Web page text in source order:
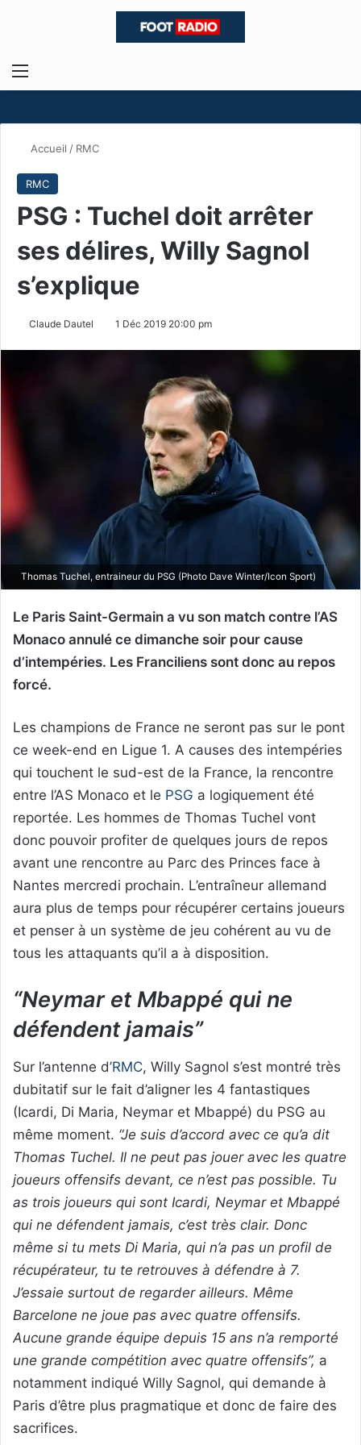
Menu
Accueil / RMC
RMC
PSG : Tuchel doit arrêter
ses délires, Willy Sagnol
s’explique
Claude Dautel 1 Déc 2019 20:00 pm
Thomas Tuchel, entraineur du PSG (Photo Dave Winter/Icon Sport)
Le Paris Saint-Germain a vu son match contre l’AS
Monaco annulé ce dimanche soir pour cause
d’intempéries. Les Franciliens sont donc au repos
forcé.
Les champions de France ne seront pas sur le pont
ce week-end en Ligue 1. A causes des intempéries
qui touchent le sud-est de la France, la rencontre
entre l’AS Monaco et le PSG a logiquement été
reportée. Les hommes de Thomas Tuchel vont
donc pouvoir profiter de quelques jours de repos
avant une rencontre au Parc des Princes face à
Nantes mercredi prochain. L’entraîneur allemand
aura plus de temps pour récupérer certains joueurs
et penser à un système de jeu cohérent au vu de
tous les attaquants qu’il a à disposition.
“Neymar et Mbappé qui ne
défendent jamais”
Sur l’antenne d’RMC, Willy Sagnol s’est montré très
dubitatif sur le fait d’aligner les 4 fantastiques
(Icardi, Di Maria, Neymar et Mbappé) du PSG au
même moment. “Je suis d’accord avec ce qu’a dit
Thomas Tuchel. Il ne peut pas jouer avec les quatre
joueurs offensifs devant, ce n’est pas possible. Tu
as trois joueurs qui sont Icardi, Neymar et Mbappé
qui ne défendent jamais, c’est très clair. Donc
même si tu mets Di Maria, qui n’a pas un profil de
récupérateur, tu te retrouves à défendre à 7.
J’essaie surtout de regarder ailleurs. Même
Barcelone ne joue pas avec quatre offensifs.
Aucune grande équipe depuis 15 ans n’a remporté
une grande compétition avec quatre offensifs”, a
notamment indiqué Willy Sagnol, qui demande à
Paris d’être plus pragmatique et donc de faire des
sacrifices.